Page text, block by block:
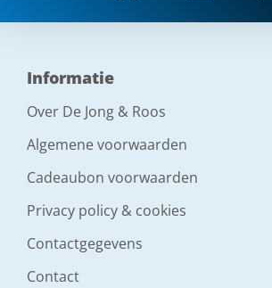
Informatie
Over De Jong & Roos
Algemene voorwaarden
Cadeaubon voorwaarden
Privacy policy & cookies
Contactgegevens
Contact